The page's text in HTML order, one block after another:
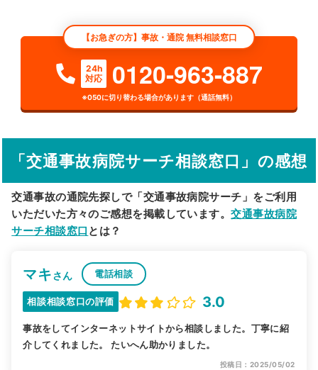
検索する
詳細条件で絞り込む
その他の検索方法
駅から探す 院名から探す
【お急ぎの方】事故・通院 無料相談窓口
24h
対応
0120-963-887
※050に切り替わる場合があります（通話無料）
「交通事故病院サーチ相談窓口」の感想
交通事故の通院先探しで「交通事故病院サーチ」をご利用
いただいた方々のご感想を掲載しています。交通事故病院
サーチ相談窓口 とは？
マキさん 電話相談
相談相談窓口の評価 3.0
事故をしてインターネットサイトから相談しました。丁寧に紹
介してくれました。 たいへん助かりました。
投稿日：2025/05/02